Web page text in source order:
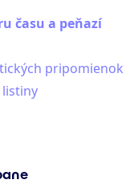
času a peňazí
pripomienok